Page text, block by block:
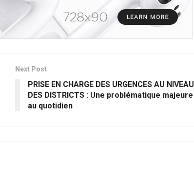
Next Post
PRISE EN CHARGE DES URGENCES AU NIVEAU
DES DISTRICTS : Une problématique majeure
au quotidien